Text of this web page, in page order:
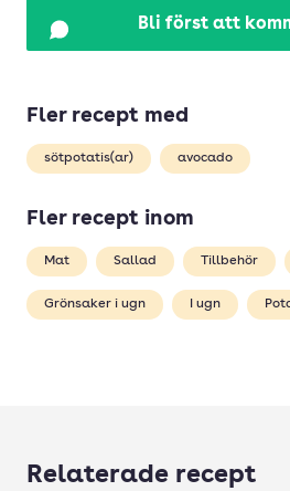
Bli först att
Fler recept med
sötpotatis(ar) avocado
Fler recept inom
Mat Sallad Tillbehör
Grönsaker i ugn I ugn
Relaterade recept